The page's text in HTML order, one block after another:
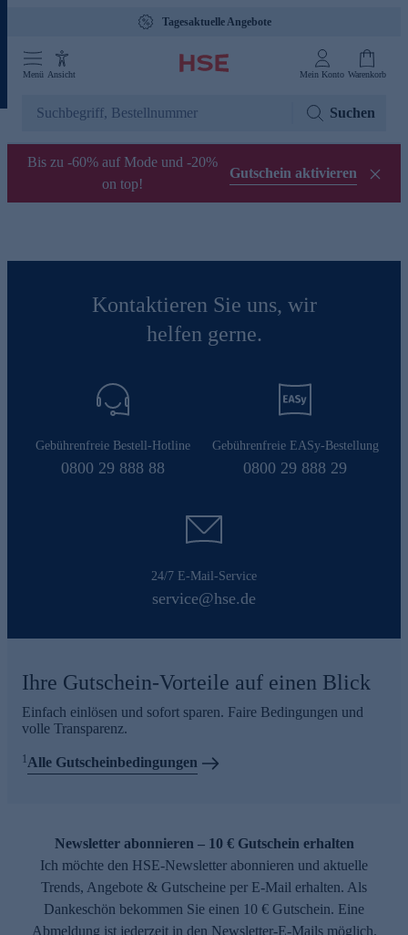
Tagesaktuelle Angebote
Menü Ansicht Mein Konto Warenkorb
Suchen
Bis zu -60% auf Mode und -20%
on top!
Gutschein aktivieren
Kontaktieren Sie uns, wir
helfen gerne.
Gebührenfreie Bestell-Hotline
0800 29 888 88
Gebührenfreie EASy-Bestellung
0800 29 888 29
24/7 E-Mail-Service
service@hse.de
Ihre Gutschein-Vorteile auf einen Blick
Einfach einlösen und sofort sparen. Faire Bedingungen und
volle Transparenz.
1Alle Gutscheinbedingungen
Newsletter abonnieren – 10 € Gutschein erhalten
Ich möchte den HSE-Newsletter abonnieren und aktuelle
Trends, Angebote & Gutscheine per E-Mail erhalten. Als
Dankeschön bekommen Sie einen 10 € Gutschein. Eine
Abmeldung ist jederzeit in den Newsletter-E-Mails möglich.